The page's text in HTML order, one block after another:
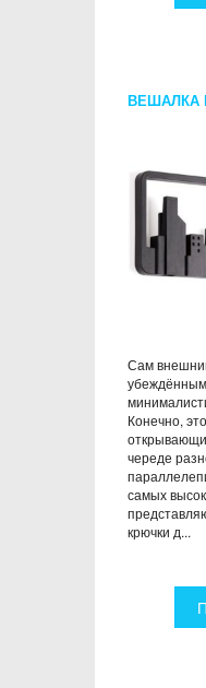
ВЕШАЛКА
Сам
Конечно,
череде
самых
крючки д...